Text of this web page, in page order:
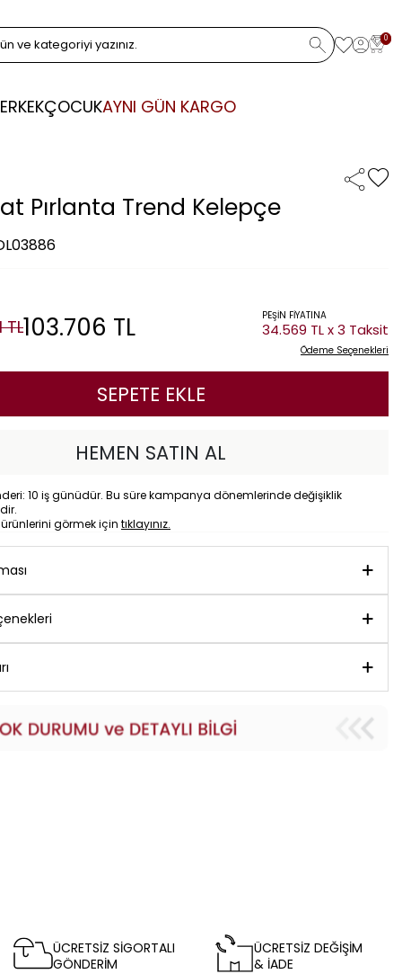
0
ERKEKÇOCUKAYNI GÜN KARGO
Pırlanta Trend Kelepçe
TL103.706 TL PEŞİN FİYATINA
34.569 TL x 3 Taksit
Ödeme Seçenekleri
SEPETE EKLE
HEMEN SATIN AL
10 iş günüdür. Bu süre kampanya dönemlerinde değişiklik
ürünlerini görmek için tıklayınız.
ÜCRETSİZ SİGORTALI
GÖNDERİM
ÜCRETSİZ DEĞİŞİM
& İADE